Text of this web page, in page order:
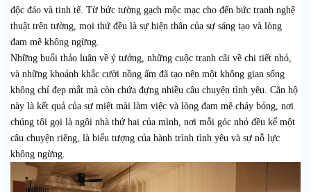
độc đáo và tinh tế. Từ bức tường gạch mộc mạc cho đến bức tranh nghệ
thuật trên tường, mọi thứ đều là sự hiện thân của sự sáng tạo và lòng
đam mê không ngừng.
Những buổi thảo luận về ý tưởng, những cuộc tranh cãi về chi tiết nhỏ,
và những khoảnh khắc cười nồng ấm đã tạo nên một không gian sống
không chỉ đẹp mắt mà còn chứa đựng nhiều câu chuyện tình yêu. Căn hộ
này là kết quả của sự miệt mài làm việc và lòng đam mê cháy bỏng, nơi
chúng tôi gọi là ngôi nhà thứ hai của mình, nơi mỗi góc nhỏ đều kể một
câu chuyện riêng, là biểu tượng của hành trình tình yêu và sự nỗ lực
không ngừng.